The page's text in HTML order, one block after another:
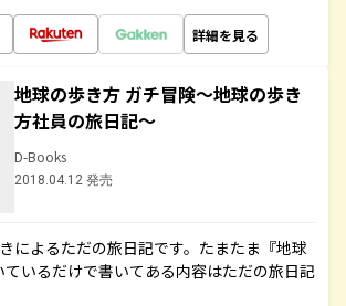
詳細を見る
地球の歩き方 ガチ冒険～地球の歩き
方社員の旅日記～
D-Books
2018.04.12 発売
によるただの旅日記です。たまたま『地球
いるだけで書いてある内容はただの旅日記